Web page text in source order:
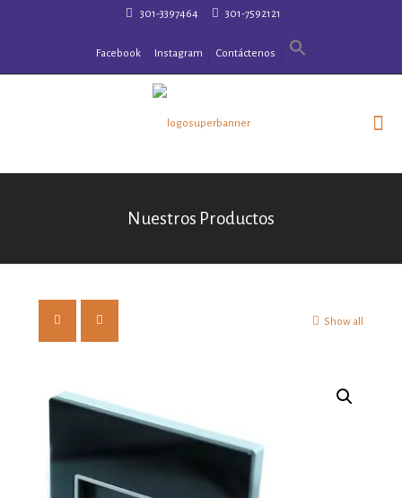
301-3397464 301-7592121
Facebook Instagram Contáctenos
Nuestros Productos
Show all